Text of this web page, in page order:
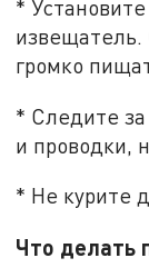
*
извещатель.
громко
* Следите за
и проводки,
* Не курите
Что делать